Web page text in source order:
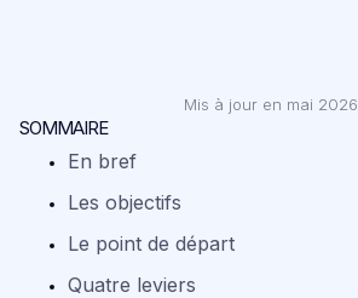
Mis à jour en mai 2026
SOMMAIRE
En bref
Les objectifs
Le point de départ
Quatre leviers